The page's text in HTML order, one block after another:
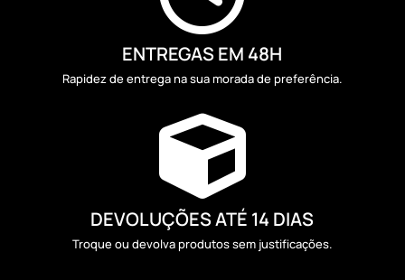
ENTREGAS EM 48H
Rapidez de entrega na sua morada de preferência.

DEVOLUÇÕES ATÉ 14 DIAS
Troque ou devolva produtos sem justificações.